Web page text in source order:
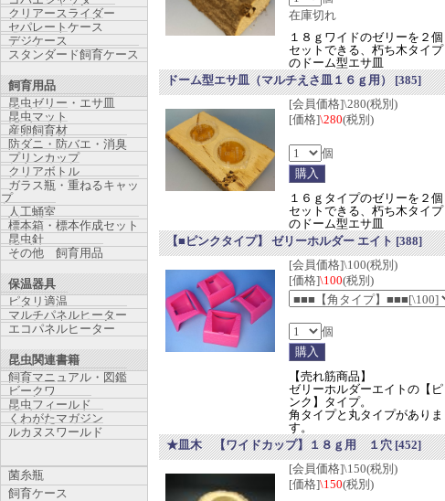
在庫切れ
１８ｇワイドのゼリーを２個
セットできる、朽ち木タイプ
のドーム型エサ皿
ドーム型エサ皿（マルチえさ皿１６ｇ用）[385]
[会員価格]\280(税別)
[価格]\280(税別)
個
１６ｇタイプのゼリーを２個
セットできる、朽ち木タイプ
のドーム型エサ皿
【■ピンクタイプ】 ゼリーホルダー エイト[388]
[会員価格]\100(税別)
[価格]\100(税別)
個
【売れ筋商品】
ゼリーホルダーエイトの【ピ
ンク】タイプ。
角タイプと丸タイプがありま
す。
★皿木 【ワイドカップ】１８ｇ用 １穴[452]
[会員価格]\150(税別)
[価格]\150(税別)
クリアースライダー
セパレートケース
デジケース
スタンダード飼育ケース
飼育用品
昆虫ゼリー・エサ皿
昆虫マット
産卵飼育材
防ダニ・防バエ・消臭
プリンカップ
クリアボトル
ガラス瓶・重ねるキャッ
プ
人工蛹室
標本箱・標本作成セット
昆虫針
その他 飼育用品
保温器具
ピタリ適温
マルチパネルヒーター
エコパネルヒーター
昆虫関連書籍
飼育マニュアル・図鑑
ビークワ
昆虫フィールド
くわがたマガジン
ルカヌスワールド
菌糸瓶
飼育ケース